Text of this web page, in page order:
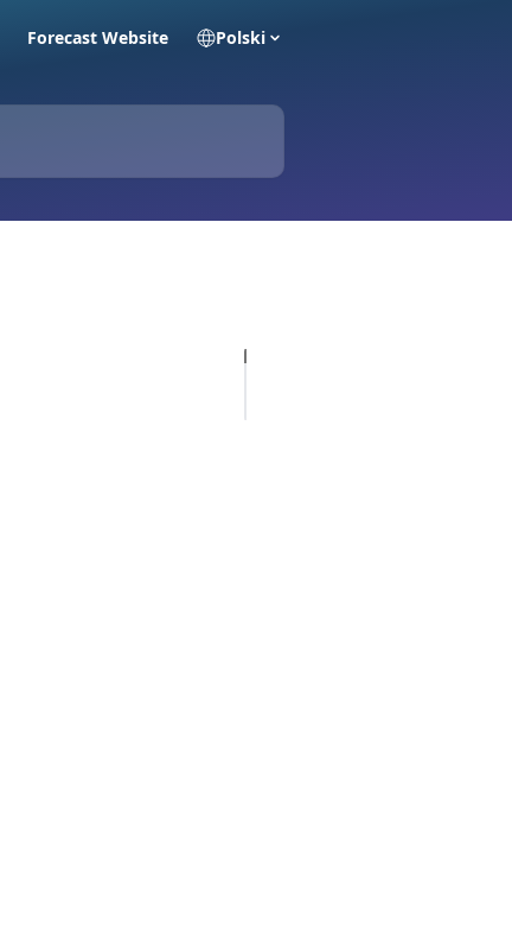
Forecast Website Polski